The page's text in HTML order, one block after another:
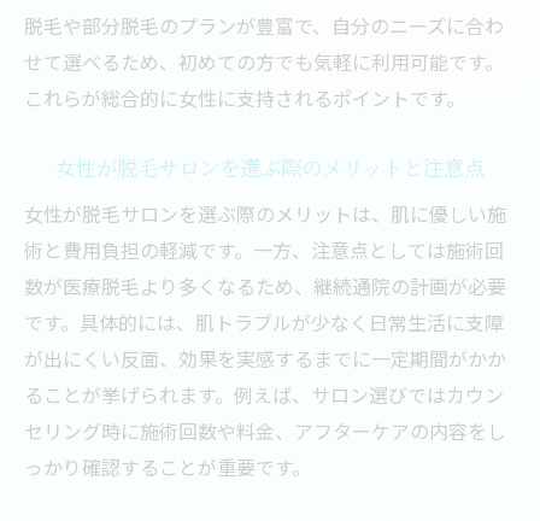
脱毛や部分脱毛のプランが豊富で、自分のニーズに合わ
せて選べるため、初めての方でも気軽に利用可能です。
これらが総合的に女性に支持されるポイントです。
女性が脱毛サロンを選ぶ際のメリットと注意点
女性が脱毛サロンを選ぶ際のメリットは、肌に優しい施
術と費用負担の軽減です。一方、注意点としては施術回
数が医療脱毛より多くなるため、継続通院の計画が必要
です。具体的には、肌トラブルが少なく日常生活に支障
が出にくい反面、効果を実感するまでに一定期間がかか
ることが挙げられます。例えば、サロン選びではカウン
セリング時に施術回数や料金、アフターケアの内容をし
っかり確認することが重要です。